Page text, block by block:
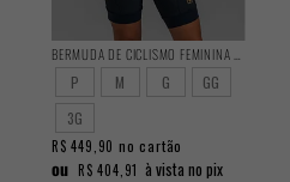
P M G
GG
3G
R$ 449,90 no cartão
ou R$ 404,91 à vista no pix